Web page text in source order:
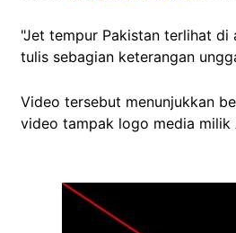
"Jet tempur Pakistan terlihat di
tulis sebagian keterangan
Video tersebut menunjukkan
video tampak logo media milik